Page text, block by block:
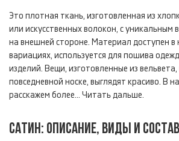
Это плотная ткань, изготовленная из
или искусственных волокон, с уникальным
на внешней стороне. Материал доступен в
вариациях, используется для пошива
изделий. Вещи, изготовленные из
повседневной носке, выглядят красиво. В
расскажем более... Читать дальше.
САТИН: ОПИСАНИЕ, ВИДЫ И